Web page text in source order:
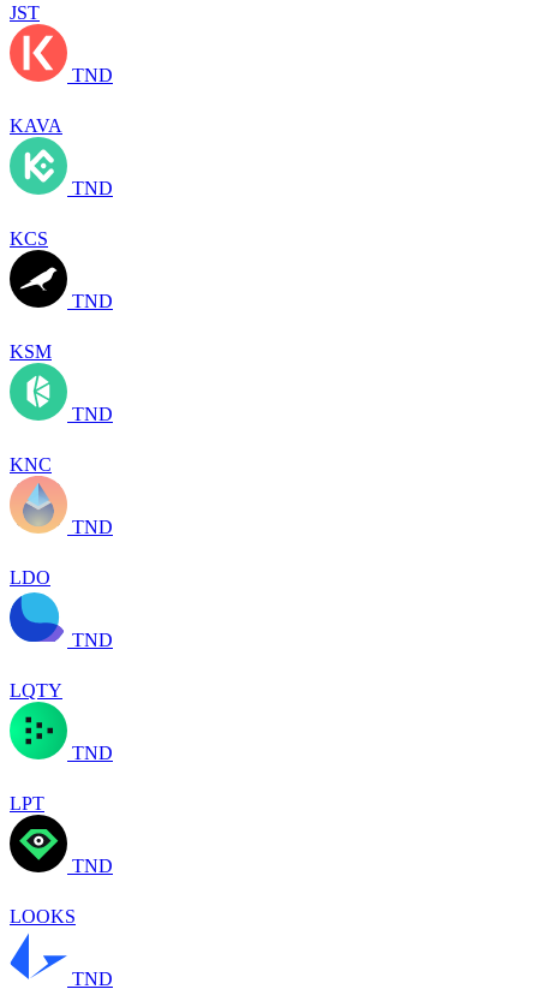
JST
TND
KAVA
TND
KCS
TND
KSM
TND
KNC
TND
LDO
TND
LQTY
TND
LPT
TND
LOOKS
TND